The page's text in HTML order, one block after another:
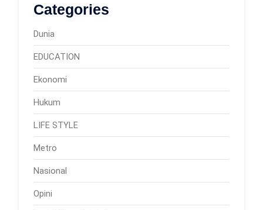
Categories
Dunia
EDUCATION
Ekonomi
Hukum
LIFE STYLE
Metro
Nasional
Opini